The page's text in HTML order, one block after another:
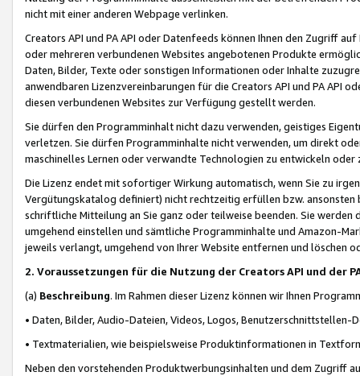
nicht mit einer anderen Webpage verlinken.
Creators API und PA API oder Datenfeeds können Ihnen den Zugriff
oder mehreren verbundenen Websites angebotenen Produkte
Daten, Bilder, Texte oder sonstigen Informationen oder Inhalte
anwendbaren Lizenzvereinbarungen für die Creators API und PA API
diesen verbundenen Websites zur Verfügung gestellt werden.
Sie dürfen den Programminhalt nicht dazu verwenden, geistiges
verletzen. Sie dürfen Programminhalte nicht verwenden, um direkt
maschinelles Lernen oder verwandte Technologien zu entwickeln
Die Lizenz endet mit sofortiger Wirkung automatisch, wenn Sie zu
Vergütungskatalog definiert) nicht rechtzeitig erfüllen bzw. ansonsten
schriftliche Mitteilung an Sie ganz oder teilweise beenden. Sie werden
umgehend einstellen und sämtliche Programminhalte und Amazon-
jeweils verlangt, umgehend von Ihrer Website entfernen und löschen
2. Voraussetzungen für die Nutzung der Creators API und der
(a) Beschreibung. Im Rahmen dieser Lizenz können wir Ihnen
• Daten, Bilder, Audio-Dateien, Videos, Logos, Benutzerschnittstellen-
• Textmaterialien, wie beispielsweise Produktinformationen in
Neben den vorstehenden Produktwerbungsinhalten und dem Zugriff